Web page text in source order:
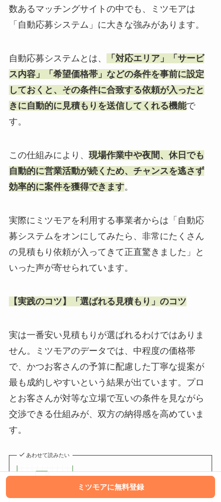
数あるマッチングサイトの中でも、ミツモアは
「自動応募システム」に大きな強みがあります。
自動応募システムとは、
「対応エリア」「サービ
ス内容」「希望価格帯」などの条件を事前に設定
しておくと、その条件に合致する依頼が入ったと
きに自動的に見積もりを送信してくれる機能で
す。
この仕組みにより、 現場作業中や夜間、休日でも
自動的に営業活動が続くため、チャンスを逃さず
効率的に案件を獲得できます。
実際にミツモアを利用する事業者からは「自動応
募システムをオンにしてみたら、非常にたくさん
の見積もり依頼が入ってきて正直驚きました」と
いった声が寄せられています。
【実践のコツ】「選ばれる見積もり」のコツ
実は一番安い見積もりが選ばれるわけではありま
せん。ミツモアのデータでは、中程度の価格帯
で、かつお客さんの予算に配慮した丁寧な提案が
最も成約しやすいという結果が出ています。プロ
とお客さんが対等な立場で互いの条件を見ながら
交渉できる仕組みが、双方の納得感を高めていま
す。
あわせて読みたい
勝てる見積もりとは？
ミツモアに無料登録